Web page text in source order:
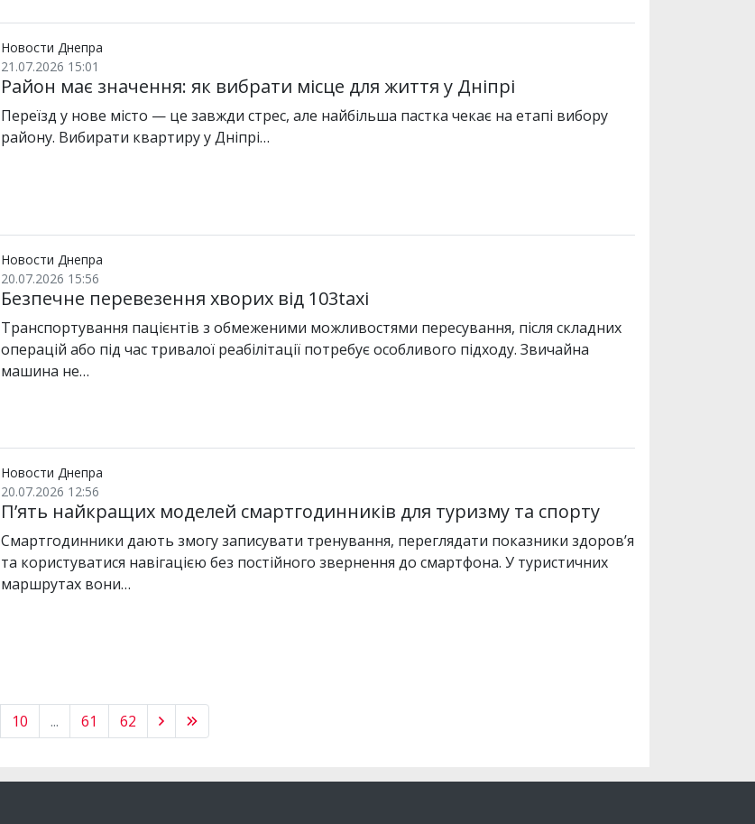
Новости Днепра
21.07.2026 15:01
Район має значення: як вибрати місце для життя у Дніпрі
Переїзд у нове місто — це завжди стрес, але найбільша пастка чекає на етапі вибору
району. Вибирати квартиру у Дніпрі…
Новости Днепра
20.07.2026 15:56
Безпечне перевезення хворих від 103taxi
Транспортування пацієнтів з обмеженими можливостями пересування, після складних
операцій або під час тривалої реабілітації потребує особливого підходу. Звичайна
машина не…
Новости Днепра
20.07.2026 12:56
П’ять найкращих моделей смартгодинників для туризму та спорту
Смартгодинники дають змогу записувати тренування, переглядати показники здоров’я
та користуватися навігацією без постійного звернення до смартфона. У туристичних
маршрутах вони…
10 ... 61 62